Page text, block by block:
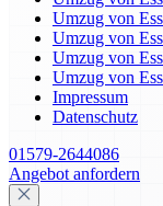
Umzug von
Umzug von
Umzug von
Umzug von
Impressum
Datenschutz
01579-2644086
Angebot anfordern